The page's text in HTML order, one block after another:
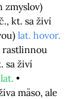
zmyslov)
kt. sa živí
lat. hovor.
rastlinnou
sa živí
lat.
mäso, ale